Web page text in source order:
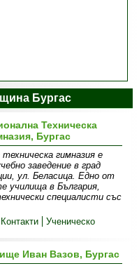
Бургас
Техническа
Бургас
гимназия е
заведение в град
ул. Беласица. Едно от
училища в България,
специалисти със
Контакти
Ученическо
Иван Вазов, Бургас